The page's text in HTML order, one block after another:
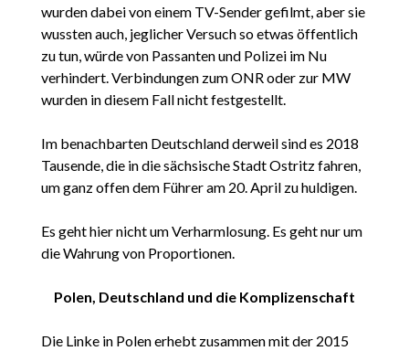
wurden dabei von einem TV-Sender gefilmt, aber sie
wussten auch, jeglicher Versuch so etwas öffentlich
zu tun, würde von Passanten und Polizei im Nu
verhindert. Verbindungen zum ONR oder zur MW
wurden in diesem Fall nicht festgestellt.
Im benachbarten Deutschland derweil sind es 2018
Tausende, die in die sächsische Stadt Ostritz fahren,
um ganz offen dem Führer am 20. April zu huldigen.
Es geht hier nicht um Verharmlosung. Es geht nur um
die Wahrung von Proportionen.
Polen, Deutschland und die Komplizenschaft
Die Linke in Polen erhebt zusammen mit der 2015